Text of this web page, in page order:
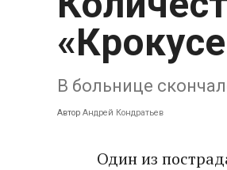
В больнице
Автор Андрей Кондратьев
Один из